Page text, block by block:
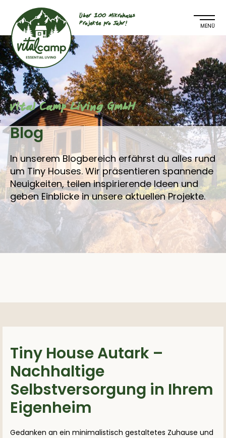
Über 100 Mikrohaus
Projekte pro Jahr!
Vital Camp Living GmbH
Blog
In unserem Blogbereich erfährst du alles rund
um Tiny Houses. Wir präsentieren spannende
Neuigkeiten, teilen inspirierende Ideen und
geben Einblicke in unsere aktuellen Projekte.
Tiny House Autark –
Nachhaltige
Selbstversorgung in Ihrem
Eigenheim
Gedanken an ein minimalistisch gestaltetes Zuhause und